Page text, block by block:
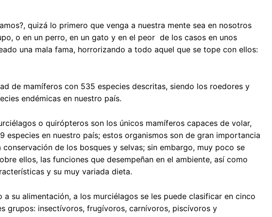
quizá lo primero que venga a nuestra mente sea en nosotros
o en un perro, en un gato y en el peor de los casos en unos
una mala fama, horrorizando a todo aquel que se tope con ellos:
de mamíferos con 535 especies descritas, siendo los roedores y
endémicas en nuestro país.
o quirópteros son los únicos mamíferos capaces de volar,
especies en nuestro país; estos organismos son de gran importancia
conservación de los bosques y selvas; sin embargo, muy poco se
ellos, las funciones que desempeñan en el ambiente, así como
y su muy variada dieta.
a su alimentación, a los murciélagos se les puede clasificar en cinco
grupos: insectívoros, frugívoros, carnívoros, piscívoros y